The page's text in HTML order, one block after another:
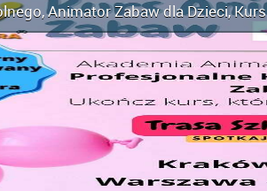
,Animator Zabaw dla Dzieci,